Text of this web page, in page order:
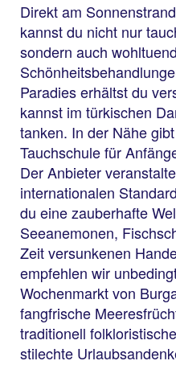
Direkt am
kannst du nicht nur
sondern auch
Paradies erhältst du
kannst im türkischen
tanken. In der Nähe
Tauchschule für
Der Anbieter
internationalen
du eine zauberhafte
Seeanemonen,
Zeit versunkenen
empfehlen wir
Wochenmarkt von
fangfrische
traditionell
stilechte